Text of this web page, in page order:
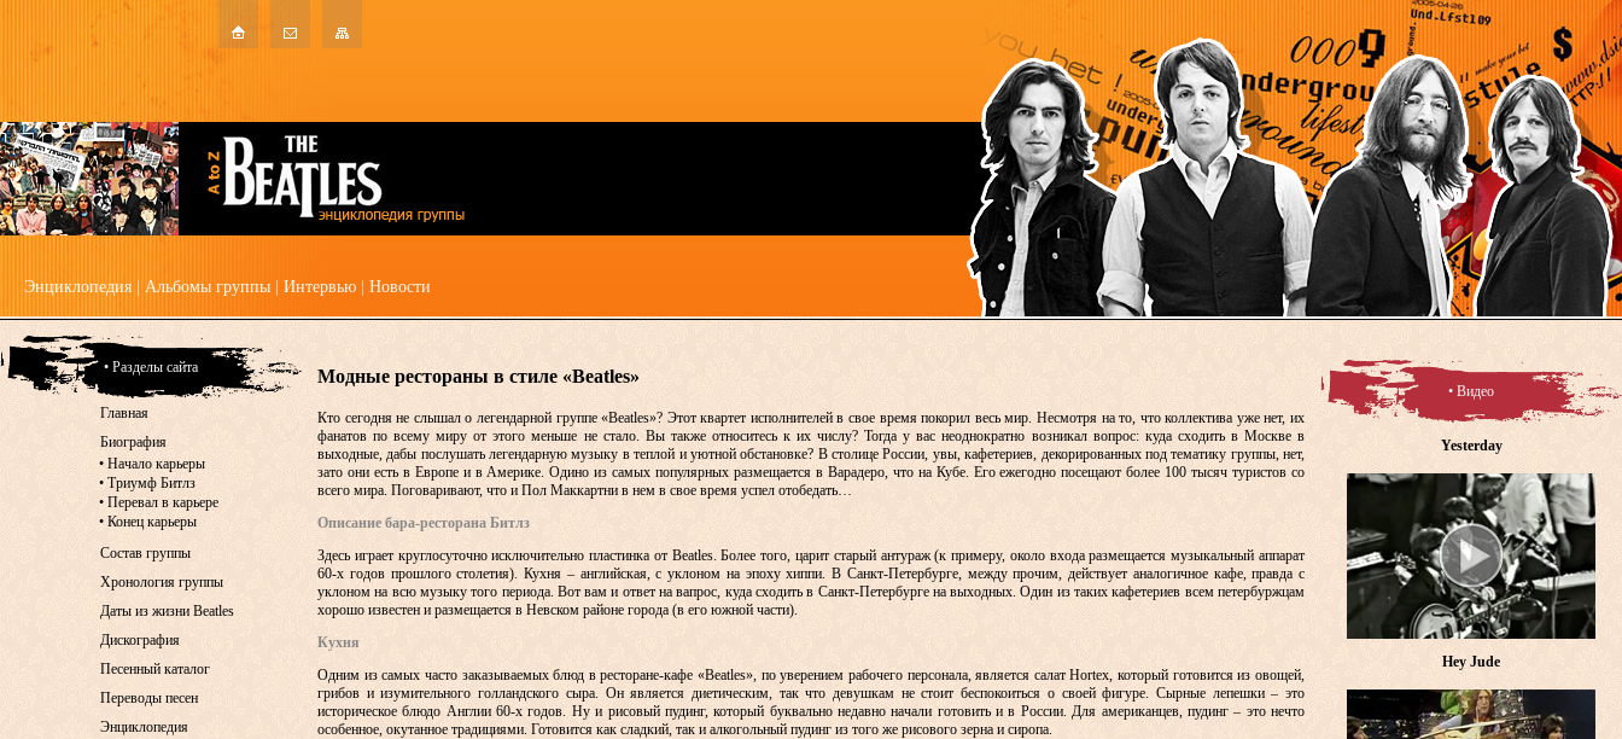
Энциклопедия Альбомы группы Интервью Новости
Модные рестораны в стиле «Beatles»
Кто сегодня не слышал о легендарной группе «Beatles»? Этот квартет исполнителей в свое время покорил весь мир. Несмотря на то, что коллектива уже нет, их
фанатов по всему миру от этого меньше не стало. Вы также относитесь к их числу? Тогда у вас неоднократно возникал вопрос: куда сходить в Москве в
выходные, дабы послушать легендарную музыку в теплой и уютной обстановке? В столице России, увы, кафетериев, декорированных под тематику группы, нет,
зато они есть в Европе и в Америке. Одино из самых популярных размещается в Варадеро, что на Кубе. Его ежегодно посещают более 100 тысяч туристов со
всего мира. Поговаривают, что и Пол Маккартни в нем в свое время успел отобедать…
Описание бара-ресторана Битлз
Здесь играет круглосуточно исключительно пластинка от Beatles. Более того, царит старый антураж (к примеру, около входа размещается музыкальный аппарат
60-х годов прошлого столетия). Кухня – английская, с уклоном на эпоху хиппи. В Санкт-Петербурге, между прочим, действует аналогичное кафе, правда с
уклоном на всю музыку того периода. Вот вам и ответ на вапрос, куда сходить в Санкт-Петербурге на выходных. Один из таких кафетериев всем петербуржцам
хорошо известен и размещается в Невском районе города (в его южной части).
Кухня
Одним из самых часто заказываемых блюд в ресторане-кафе «Beatles», по уверением рабочего персонала, является салат Hortex, который готовится из овощей,
грибов и изумительного голландского сыра. Он является диетическим, так что девушкам не стоит беспокоиться о своей фигуре. Сырные лепешки – это
историческое блюдо Англии 60-х годов. Ну и рисовый пудинг, который буквально недавно начали готовить и в России. Для американцев, пудинг – это нечто
особенное, окутанное традициями. Готовится как сладкий, так и алкогольный пудинг из того же рисового зерна и сиропа.
• Разделы сайта
Главная
Биография
• Начало карьеры
• Триумф Битлз
• Перевал в карьере
• Конец карьеры
Состав группы
Хронология группы
Даты из жизни Beatles
Дискография
Песенный каталог
Переводы песен
Энциклопедия
• Видео
Yesterday
Hey Jude